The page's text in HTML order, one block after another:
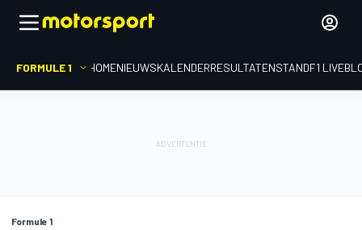
FORMULE 1 HOMENIEUWSKALENDERRESULTATENSTANDF1
Formule 1